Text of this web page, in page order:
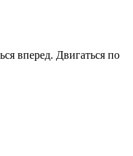
вперед. Двигаться по